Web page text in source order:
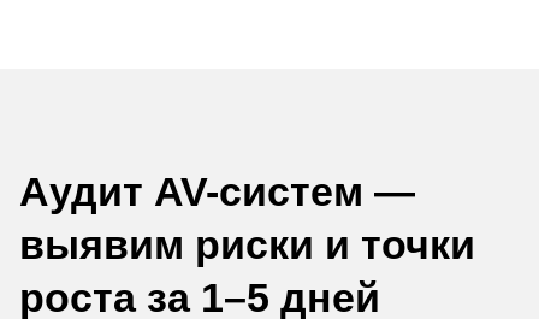
Аудит AV-систем —
выявим риски и точки
роста за 1–5 дней